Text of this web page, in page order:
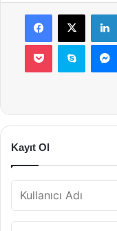
Facebook
X
Pocket Skype
Kayıt Ol